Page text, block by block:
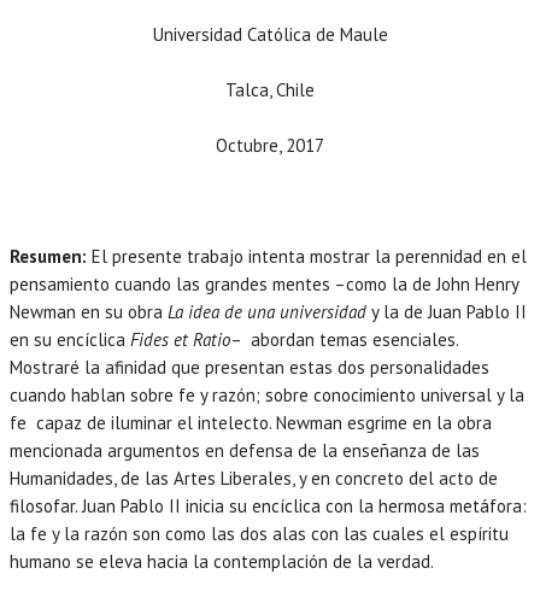
Universidad Católica de Maule
Talca, Chile
Octubre, 2017
Resumen: El presente trabajo intenta mostrar la perennidad en el
pensamiento cuando las grandes mentes –como la de John Henry
Newman en su obra La idea de una universidad y la de Juan Pablo II
en su encíclica Fides et Ratio– abordan temas esenciales.
Mostraré la afinidad que presentan estas dos personalidades
cuando hablan sobre fe y razón; sobre conocimiento universal y la
fe capaz de iluminar el intelecto. Newman esgrime en la obra
mencionada argumentos en defensa de la enseñanza de las
Humanidades, de las Artes Liberales, y en concreto del acto de
filosofar. Juan Pablo II inicia su encíclica con la hermosa metáfora:
la fe y la razón son como las dos alas con las cuales el espíritu
humano se eleva hacia la contemplación de la verdad.